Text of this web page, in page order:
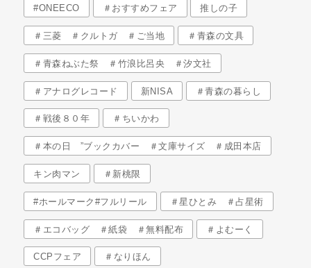
#ONEECO ＃おすすめフェア 推しの子
＃三菱 ＃クルトガ ＃ご当地 ＃青森の文具
＃青森ねぶた祭 ＃竹浪比呂央 ＃汐文社
＃アナログレコード 新NISA ＃青森の暮らし
＃戦後８０年 ＃ちいかわ
＃本の日 ”ブックカバー ＃文庫サイズ ＃成田本店
キン肉マン ＃新桃限
#ホールマーク#フルリール ＃星ひとみ ＃占星術
＃エコバッグ ＃紙袋 ＃無料配布 ＃よむーく
CCPフェア ＃なりほん